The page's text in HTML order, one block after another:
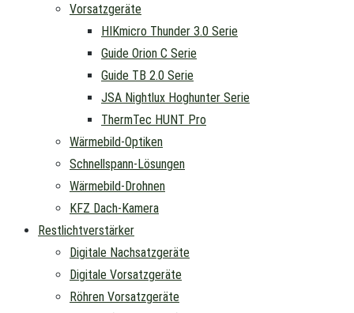
Vorsatzgeräte
HIKmicro Thunder 3.0 Serie
Guide Orion C Serie
Guide TB 2.0 Serie
JSA Nightlux Hoghunter Serie
ThermTec HUNT Pro
Wärmebild-Optiken
Schnellspann-Lösungen
Wärmebild-Drohnen
KFZ Dach-Kamera
Restlichtverstärker
Digitale Nachsatzgeräte
Digitale Vorsatzgeräte
Röhren Vorsatzgeräte